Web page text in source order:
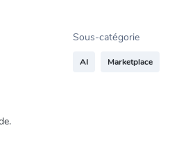
Sous-catégorie
AI Marketplace